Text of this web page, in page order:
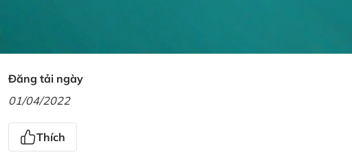
Đăng tải ngày
01/04/2022
Thích